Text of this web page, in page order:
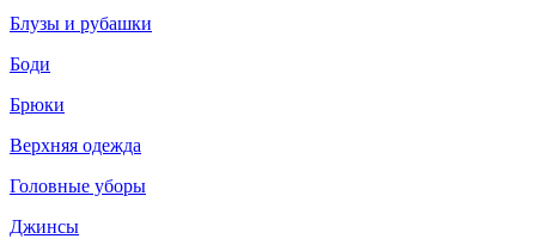
Блузы и рубашки
Боди
Брюки
Верхняя одежда
Головные уборы
Джинсы